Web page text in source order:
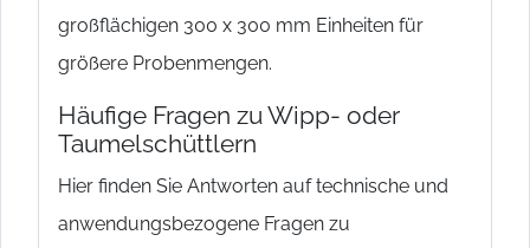
großflächigen 300 x 300 mm Einheiten für
größere Probenmengen.
Häufige Fragen zu Wipp- oder
Taumelschüttlern
Hier finden Sie Antworten auf technische und
anwendungsbezogene Fragen zu